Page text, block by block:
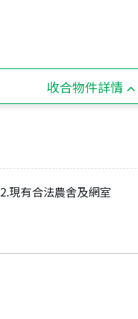
收合物件詳情
2.現有合法農舍及網室